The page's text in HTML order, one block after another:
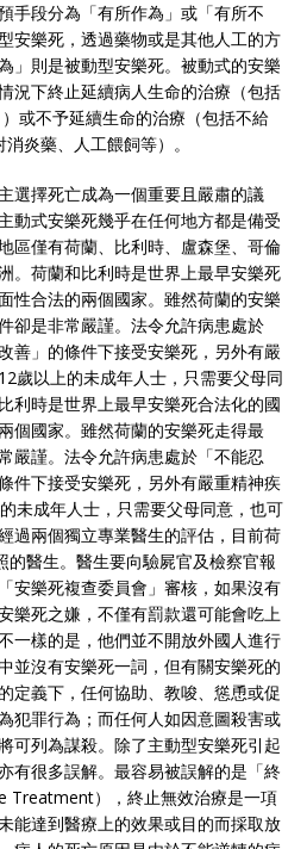
手段分為「有所作為」或「有所不
安樂死，透過藥物或是其他人工的方
」則是被動型安樂死。被動式的安樂
況下終止延續病人生命的治療（包括
或不予延續生命的治療（包括不給
炎藥、人工餵飼等）。
選擇死亡成為一個重要且嚴肅的議
動式安樂死幾乎在任何地方都是備受
區僅有荷蘭、比利時、盧森堡、哥倫
。荷蘭和比利時是世界上最早安樂死
性合法的兩個國家。雖然荷蘭的安樂
卻是非常嚴謹。法令允許病患處於
善」的條件下接受安樂死，另外有嚴
歲以上的未成年人士，只需要父母同
利時是世界上最早安樂死合法化的國
個國家。雖然荷蘭的安樂死走得最
嚴謹。法令允許病患處於「不能忍
件下接受安樂死，另外有嚴重精神疾
未成年人士，只需要父母同意，也可
過兩個獨立專業醫生的評估，目前荷
醫生。醫生要向驗屍官及檢察官報
安樂死複查委員會」審核，如果沒有
樂死之嫌，不僅有罰款還可能會吃上
一樣的是，他們並不開放外國人進行
並沒有安樂死一詞，但有關安樂死的
定義下，任何協助、教唆、慫恿或促
犯罪行為；而任何人如因意圖殺害或
可列為謀殺。除了主動型安樂死引起
有很多誤解。最容易被誤解的是「終
Treatment），終止無效治療是一項
能達到醫療上的效果或目的而採取放